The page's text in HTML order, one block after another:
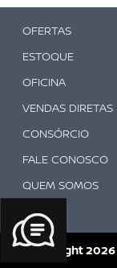
OFERTAS
ESTOQUE
OFICINA
VENDAS DIRETAS
CONSÓRCIO
FALE CONOSCO
QUEM SOMOS
© Copyright2026